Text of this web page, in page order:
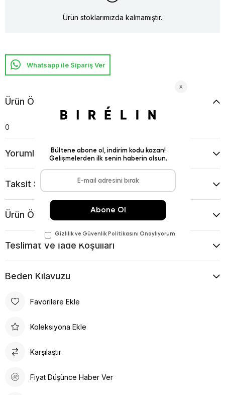
Ürün stoklarımızda kalmamıştır.
Whatsapp ile Sipariş Ver
Ürün Özellikleri
0
Yorumlar (0)
Taksit Seçenekleri
Ürün Önerileri
Teslimat Ve İade Koşulları
Beden Kılavuzu
Favorilere Ekle
Koleksiyona Ekle
Karşılaştır
Fiyat Düşünce Haber Ver